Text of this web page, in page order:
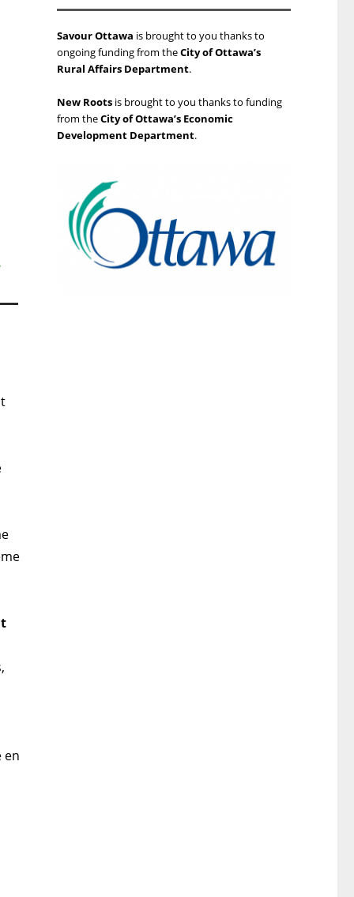
en
Savour Ottawa is brought to you thanks to
ongoing funding from theCity of Ottawa’s
Rural Affairs Department.
New Rootsis brought to you thanks to funding
from theCity of Ottawa’s Economic
Development Department.